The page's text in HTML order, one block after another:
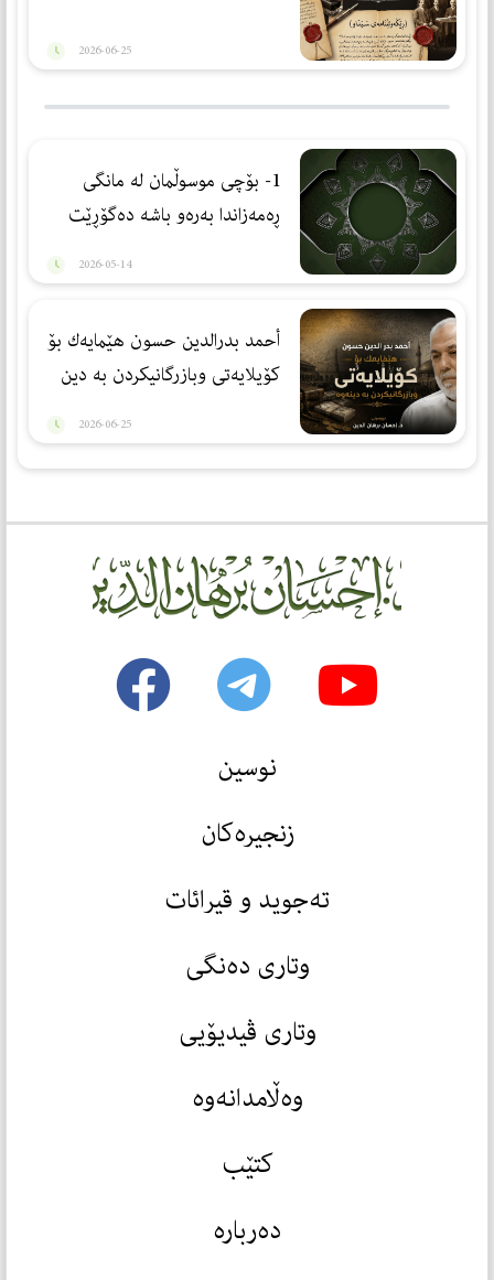
2026-06-25
1- بۆچی موسوڵمان لە مانگی
ڕەمەزاندا بەرەو باشە دەگۆڕێت
2026-05-14
أحمد بدرالدین حسون هێمایەك بۆ
كۆیلایەتی وبازرگانیكردن بە دین
2026-06-25
نوسین
زنجیرەکان
تەجوید و قیرائات
وتاری دەنگی
وتاری ڤیدیۆیی
وەڵامدانەوە
کتێب
دەربارە